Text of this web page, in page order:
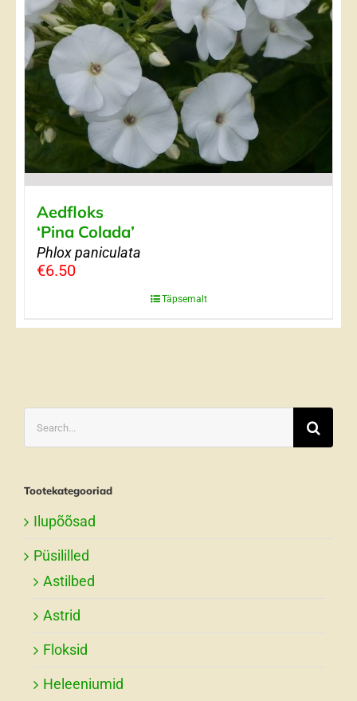
Aedfloks
‘Pina Colada’
Phlox paniculata
€6.50
Täpsemalt
for:
Tootekategooriad
Ilupõõsad
Püsililled
Astilbed
Astrid
Floksid
Heleeniumid